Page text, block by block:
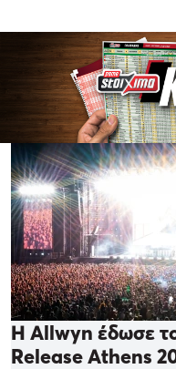
Η Allwyn έδωσε
Release Athens